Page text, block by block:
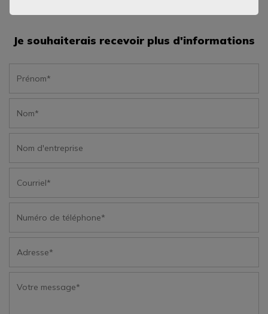
Je souhaiterais recevoir plus d'informations